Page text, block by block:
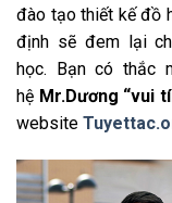
đào tạo thiết kế đồ
định sẽ đem lại
học. Bạn có thắc
hệ Mr.Dương “vui
website